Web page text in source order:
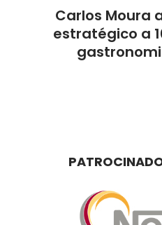
Carlos Moura
estratégico a